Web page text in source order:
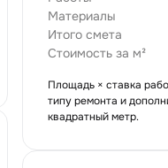
Материалы
Итого смета
Стоимость за м²
Площадь × ставка
типу ремонта и
квадратный метр.